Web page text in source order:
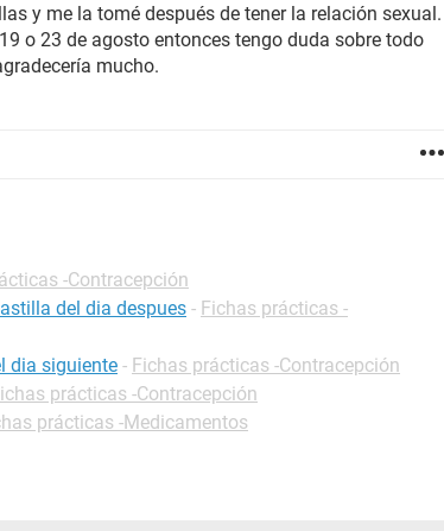
y me la tomé después de tener la relación sexual.
o 23 de agosto entonces tengo duda sobre todo
mucho.
-Contracepción
del dia despues - Fichas prácticas -
dia siguiente - Fichas prácticas -Contracepción
prácticas -Contracepción
prácticas -Medicamentos